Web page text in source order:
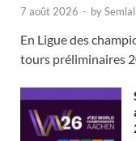
7 août 2026 - by
En Ligue des
tours préliminaires